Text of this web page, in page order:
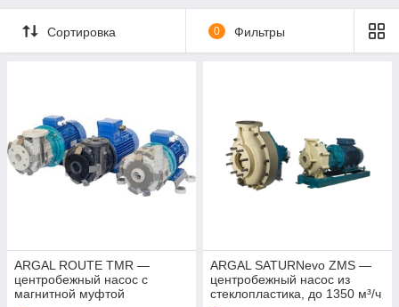
насосов в основных полимерных полимерах и в
стекловолокне для промышленного применения, для
насосов(от 1/4 "до 4") с металлическими или пластиковыми
решениями, подходящими для самых разных потребностей
рынка.
Сортировка 0 Фильтры
ARGAL ROUTE TMR —
центробежный насос с
магнитной муфтой
ARGAL SATURNevo ZMS —
центробежный насос из
стеклопластика, до 1350 м³/ч